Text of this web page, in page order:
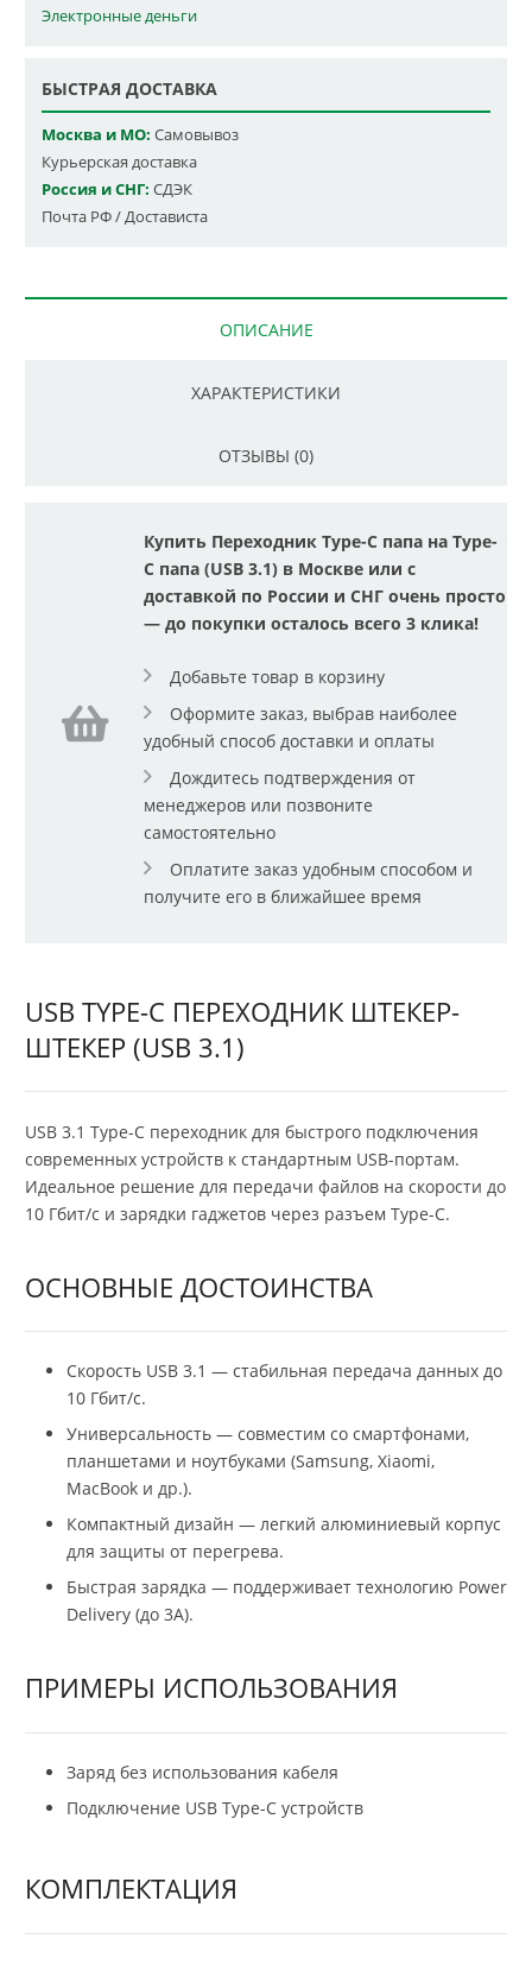
Электронные деньги
БЫСТРАЯ ДОСТАВКА
Москва и МО: Самовывоз
Курьерская доставка
Россия и СНГ: СДЭК
Почта РФ / Достависта
ОПИСАНИЕ
ХАРАКТЕРИСТИКИ
ОТЗЫВЫ (0)
Купить Переходник Type-C папа на Type-
C папа (USB 3.1) в Москве или с
доставкой по России и СНГ очень просто
— до покупки осталось всего 3 клика!
Добавьте товар в корзину
Оформите заказ, выбрав наиболее
удобный способ доставки и оплаты
Дождитесь подтверждения от
менеджеров или позвоните
самостоятельно
Оплатите заказ удобным способом и
получите его в ближайшее время
USB TYPE-C ПЕРЕХОДНИК ШТЕКЕР-
ШТЕКЕР (USB 3.1)
USB 3.1 Type-C переходник для быстрого подключения
современных устройств к стандартным USB-портам.
Идеальное решение для передачи файлов на скорости до
10 Гбит/с и зарядки гаджетов через разъем Type-C.
ОСНОВНЫЕ ДОСТОИНСТВА
Скорость USB 3.1 — стабильная передача данных до
10 Гбит/с.
Универсальность — совместим со смартфонами,
планшетами и ноутбуками (Samsung, Xiaomi,
MacBook и др.).
Компактный дизайн — легкий алюминиевый корпус
для защиты от перегрева.
Быстрая зарядка — поддерживает технологию Power
Delivery (до 3А).
ПРИМЕРЫ ИСПОЛЬЗОВАНИЯ
Заряд без использования кабеля
Подключение USB Type-C устройств
КОМПЛЕКТАЦИЯ